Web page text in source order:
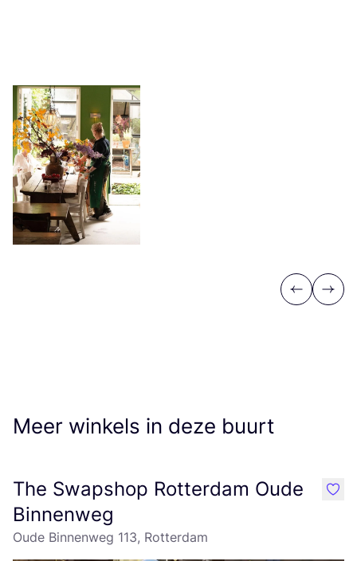
Previous
Next
Meer winkels in deze buurt
The Swapshop Rotterdam Oude
Binnenweg
Oude Binnenweg 113, Rotterdam
like